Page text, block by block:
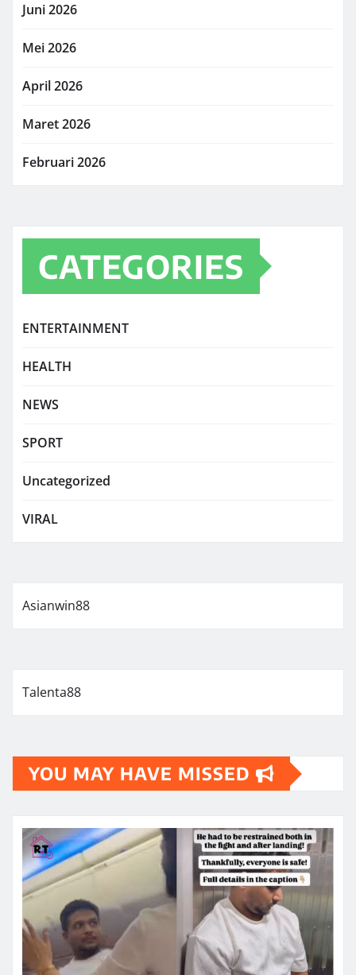
Juni 2026
Mei 2026
April 2026
Maret 2026
Februari 2026
CATEGORIES
ENTERTAINMENT
HEALTH
NEWS
SPORT
Uncategorized
VIRAL
Asianwin88
Talenta88
YOU MAY HAVE MISSED